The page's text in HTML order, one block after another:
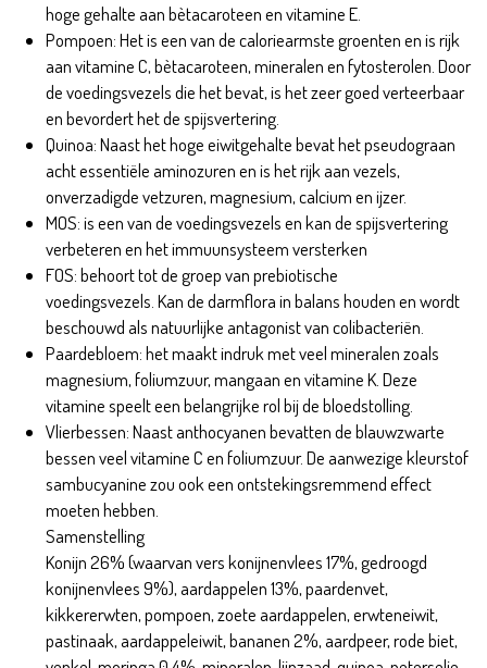
hoge gehalte aan bètacaroteen en vitamine E.
Pompoen: Het is een van de caloriearmste groenten en is rijk
aan vitamine C, bètacaroteen, mineralen en fytosterolen. Door
de voedingsvezels die het bevat, is het zeer goed verteerbaar
en bevordert het de spijsvertering.
Quinoa: Naast het hoge eiwitgehalte bevat het pseudograan
acht essentiële aminozuren en is het rijk aan vezels,
onverzadigde vetzuren, magnesium, calcium en ijzer.
MOS: is een van de voedingsvezels en kan de spijsvertering
verbeteren en het immuunsysteem versterken
FOS: behoort tot de groep van prebiotische
voedingsvezels. Kan de darmflora in balans houden en wordt
beschouwd als natuurlijke antagonist van colibacteriën.
Paardebloem: het maakt indruk met veel mineralen zoals
magnesium, foliumzuur, mangaan en vitamine K. Deze
vitamine speelt een belangrijke rol bij de bloedstolling.
Vlierbessen: Naast anthocyanen bevatten de blauwzwarte
bessen veel vitamine C en foliumzuur. De aanwezige kleurstof
sambucyanine zou ook een ontstekingsremmend effect
moeten hebben.
Samenstelling
Konijn 26% (waarvan vers konijnenvlees 17%, gedroogd
konijnenvlees 9%), aardappelen 13%, paardenvet,
kikkererwten, pompoen, zoete aardappelen, erwteneiwit,
pastinaak, aardappeleiwit, bananen 2%, aardpeer, rode biet,